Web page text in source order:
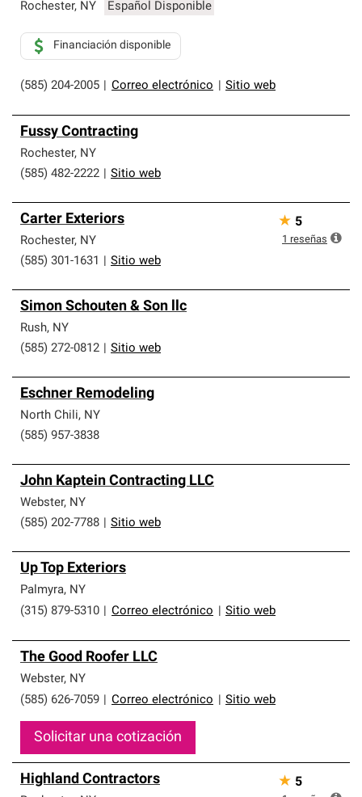
Rochester, NY Español Disponible
(585) 204-2005 Correo electrónico Sitio web
Financiación disponible
Fussy Contracting
Rochester, NY
(585) 482-2222
Sitio web
Carter Exteriors
Rochester, NY
(585) 301-1631
Sitio web
★ 5
1 reseñas
Simon Schouten & Son llc
Rush, NY
(585) 272-0812
Sitio web
Eschner Remodeling
North Chili, NY
(585) 957-3838
John Kaptein Contracting LLC
Webster, NY
(585) 202-7788
Sitio web
Up Top Exteriors
Palmyra, NY
(315) 879-5310
Correo electrónico Sitio web
The Good Roofer LLC
Webster, NY
(585) 626-7059
Correo electrónico Sitio web
Solicitar una cotización
Highland Contractors ★ 5